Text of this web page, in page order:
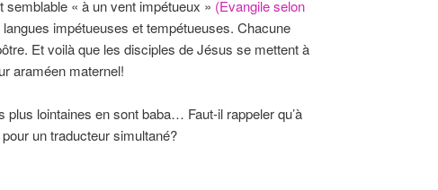
« à un vent impétueux » (Evangile selon
impétueuses et tempétueuses. Chacune
Et voilà que les disciples de Jésus se mettent à
araméen maternel!
lointaines en sont baba… Faut-il rappeler qu’à
un traducteur simultané?